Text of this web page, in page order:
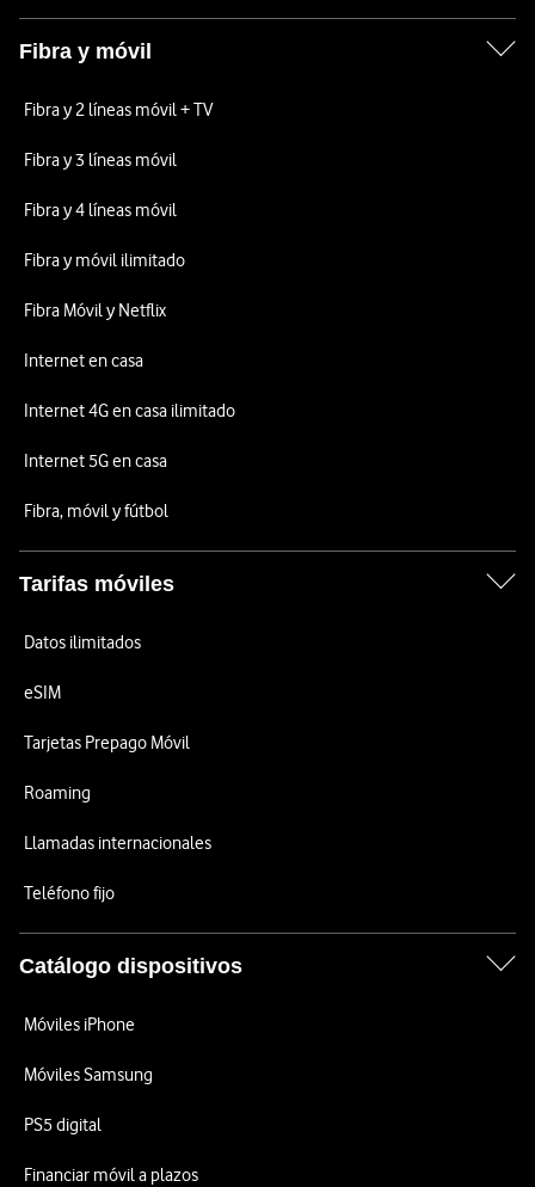
Fibra y móvil
Fibra y 2 líneas móvil + TV
Fibra y 3 líneas móvil
Fibra y 4 líneas móvil
Fibra y móvil ilimitado
Fibra Móvil y Netflix
Internet en casa
Internet 4G en casa ilimitado
Internet 5G en casa
Fibra, móvil y fútbol
Tarifas móviles
Datos ilimitados
eSIM
Tarjetas Prepago Móvil
Roaming
Llamadas internacionales
Teléfono fijo
Catálogo dispositivos
Móviles iPhone
Móviles Samsung
PS5 digital
Financiar móvil a plazos